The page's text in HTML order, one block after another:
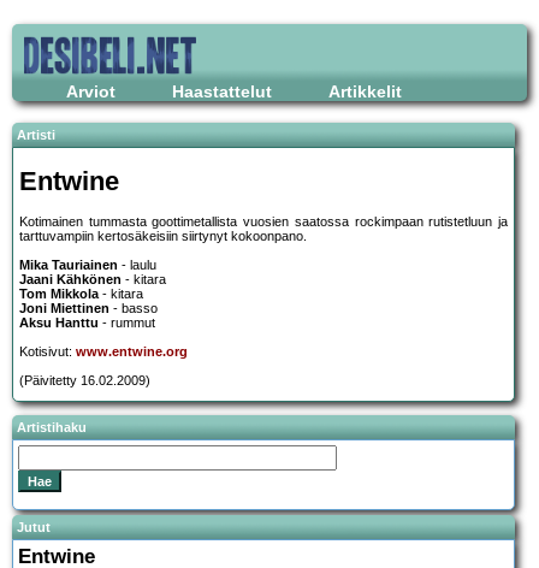
Arviot Haastattelut Artikkelit
Artisti
Entwine
Kotimainen tummasta goottimetallista vuosien saatossa rockimpaan rutistetluun ja
tarttuvampiin kertosäkeisiin siirtynyt kokoonpano.
Mika Tauriainen - laulu
Jaani Kähkönen - kitara
Tom Mikkola- kitara
Joni Miettinen - basso
Aksu Hanttu - rummut
Kotisivut: www.entwine.org
(Päivitetty 16.02.2009)
Artistihaku
Jutut
Entwine